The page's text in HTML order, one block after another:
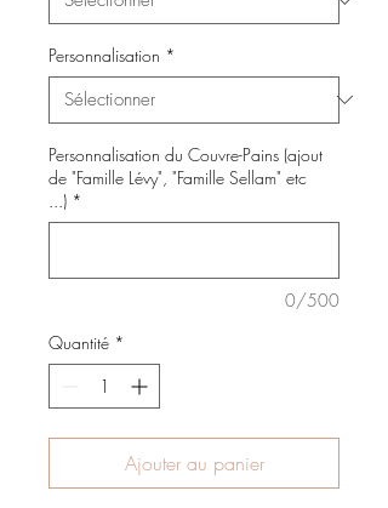
Personnalisation *
Personnalisation du Couvre-Pains (ajout
de "Famille Lévy", "Famille Sellam" etc
...) *
0/500
Quantité *
Ajouter au panier